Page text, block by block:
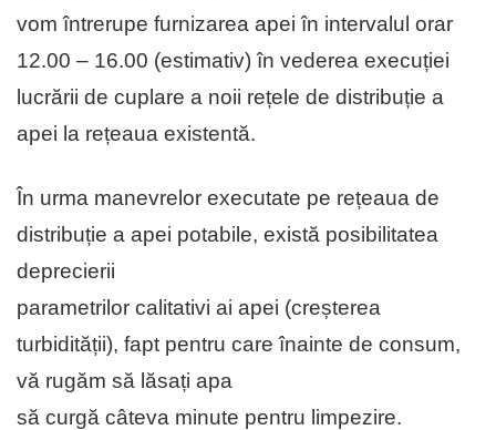
vom întrerupe furnizarea apei în intervalul orar
12.00 – 16.00 (estimativ) în vederea execuției
lucrării de cuplare a noii rețele de distribuție a
apei la rețeaua existentă.
În urma manevrelor executate pe rețeaua de
distribuție a apei potabile, există posibilitatea
deprecierii
parametrilor calitativi ai apei (creșterea
turbidității), fapt pentru care înainte de consum,
vă rugăm să lăsați apa
să curgă câteva minute pentru limpezire.